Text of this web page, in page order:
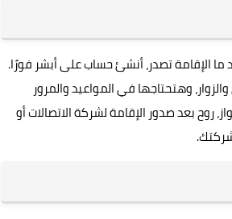
الإقامة تصدر، أنشئ حساب على أبشر فورًا.
وهتحتاجها في المواعيد والمرور
روح بعد صدور الإقامة لشركة الاتصالات أو